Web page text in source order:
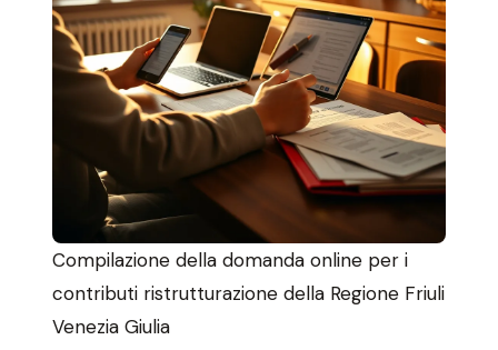
Compilazione della domanda online per i
contributi ristrutturazione della Regione Friuli
Venezia Giulia